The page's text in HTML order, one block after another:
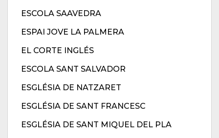
ESCOLA SAAVEDRA
ESPAI JOVE LA PALMERA
EL CORTE INGLÉS
ESCOLA SANT SALVADOR
ESGLÉSIA DE NATZARET
ESGLÉSIA DE SANT FRANCESC
ESGLÉSIA DE SANT MIQUEL DEL PLA